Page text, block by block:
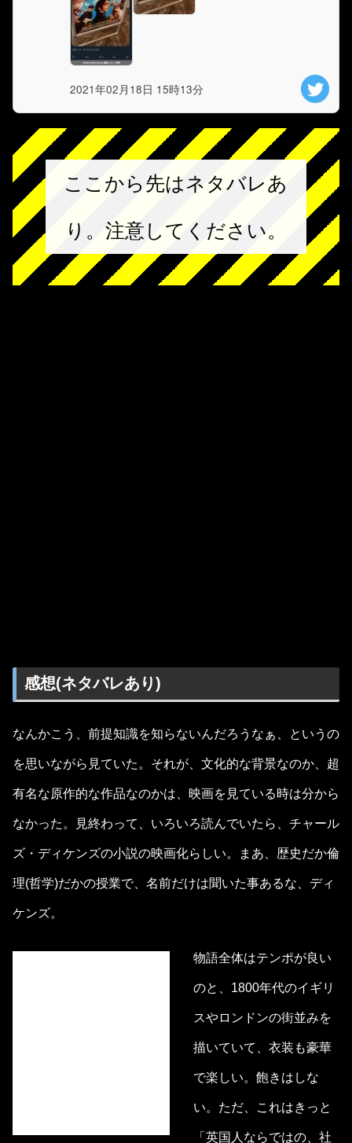
2021年02月18日 15時13分
ここから先はネタバレあ
り。注意してください。
感想(ネタバレあり)
なんかこう、前提知識を知らないんだろうなぁ、というの
を思いながら見ていた。それが、文化的な背景なのか、超
有名な原作的な作品なのかは、映画を見ている時は分から
なかった。見終わって、いろいろ読んでいたら、チャール
ズ・ディケンズの小説の映画化らしい。まあ、歴史だか倫
理(哲学)だかの授業で、名前だけは聞いた事あるな、ディ
ケンズ。
物語全体はテンポが良い
のと、1800年代のイギリ
スやロンドンの街並みを
描いていて、衣装も豪華
で楽しい。飽きはしな
い。ただ、これはきっと
「英国人ならではの、社